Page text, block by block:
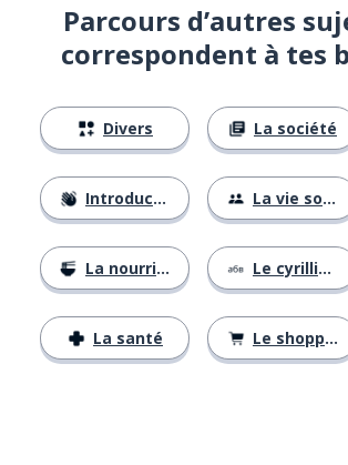
Parcours d’autres
correspondent à tes
Divers
Introductions
La nourriture
La santé
La société
La vie sociale
Le cyrillique
Le shopping